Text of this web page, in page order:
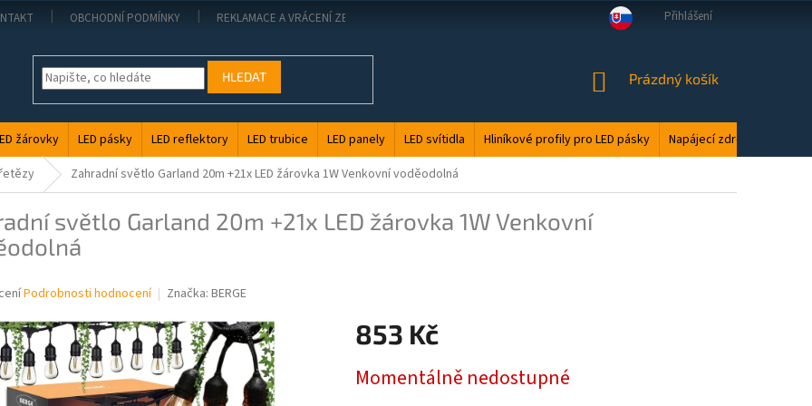
OBCHODNÍ PODMÍNKY REKLAMACE A VRÁCENÍ ZBOŽÍ LED ODPAD PODMÍNKY OCHRANY
Přihlášení
HLEDAT
NÁKUPNÍ
Prázdný košík
žárovky LED pásky LED reflektory LED trubice LED panely LED svítidla Hliníkové profily pro LED pásky Napájecí zdroje
Zahradní světlo Garland 20m +21x LED žárovka 1W Venkovní voděodolná
světlo Garland 20m +21x LED žárovka 1W Venkovní
Podrobnosti hodnocení Značka: BERGE
853 Kč
cena:
Momentálně nedostupné